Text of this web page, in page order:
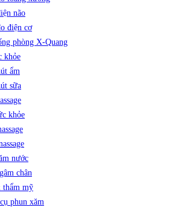
não
điện cơ
phòng X-Quang
khỏe
ẩm
sữa
khỏe
nước
chân
thẩm mỹ
phun xăm